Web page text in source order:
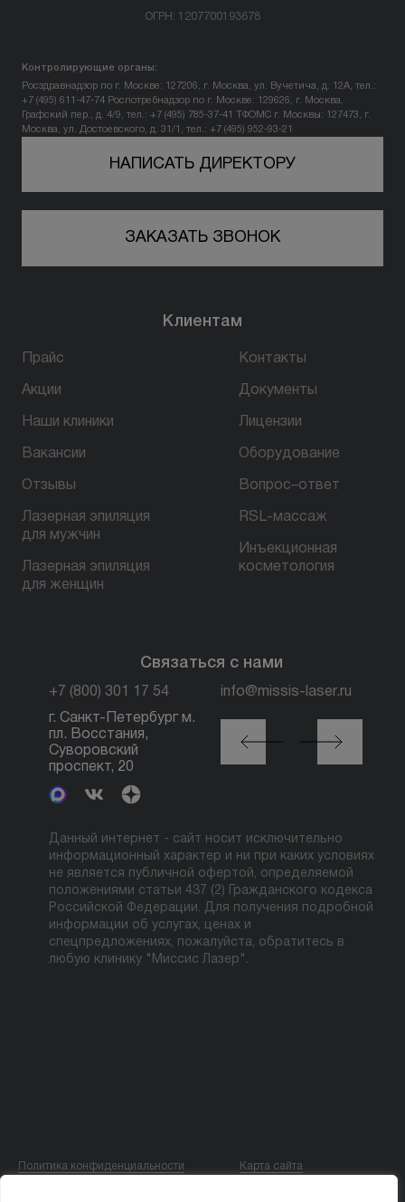
ОГРН: 1207700193678
Контролирующие органы:
Росздравнадзор по г. Москве: 127206, г. Москва, ул. Вучетича, д. 12А, тел.:
+7 (495) 611-47-74 Роспотребнадзор по г. Москве: 129626, г. Москва,
Графский пер., д. 4/9, тел.: +7 (495) 785-37-41
ТФОМС г. Москвы: 127473, г.
Москва, ул. Достоевского, д. 31/1, тел.: +7 (495) 952-93-21
НАПИСАТЬ ДИРЕКТОРУ
ЗАКАЗАТЬ ЗВОНОК
Клиентам
Прайс
Акции
Наши клиники
Вакансии
Отзывы
Лазерная эпиляция
для мужчин
Лазерная эпиляция
для женщин
Контакты
Документы
Лицензии
Оборудование
Вопрос–ответ
RSL-массаж
Инъекционная
косметология
Связаться с нами
+7 (800) 301 17 54 info@missis-laser.ru
г. Санкт-Петербург м.
пл. Восстания,
Суворовский
проспект, 20
г. Санкт-Петербург м.
Горьковская, ул.
Большая Посадская,
12
Данный интернет - сайт носит исключительно
информационный характер и ни при каких условиях
не является публичной офертой, определяемой
положениями статьи 437 (2) Гражданского кодекса
Российской Федерации. Для получения подробной
информации об услугах, ценах и
спецпредложениях, пожалуйста, обратитесь в
любую клинику "Миссис Лазер".
Политика конфиденциальности Карта сайта